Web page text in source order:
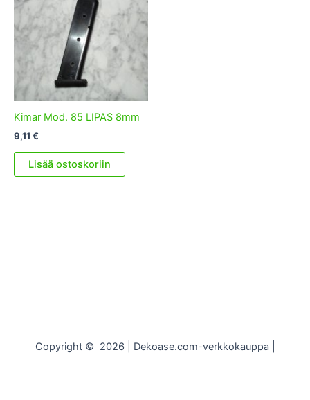
Kimar Mod. 85 LIPAS 8mm
9,11 €
Lisää ostoskoriin
Copyright © 2026 | Dekoase.com-verkkokauppa |